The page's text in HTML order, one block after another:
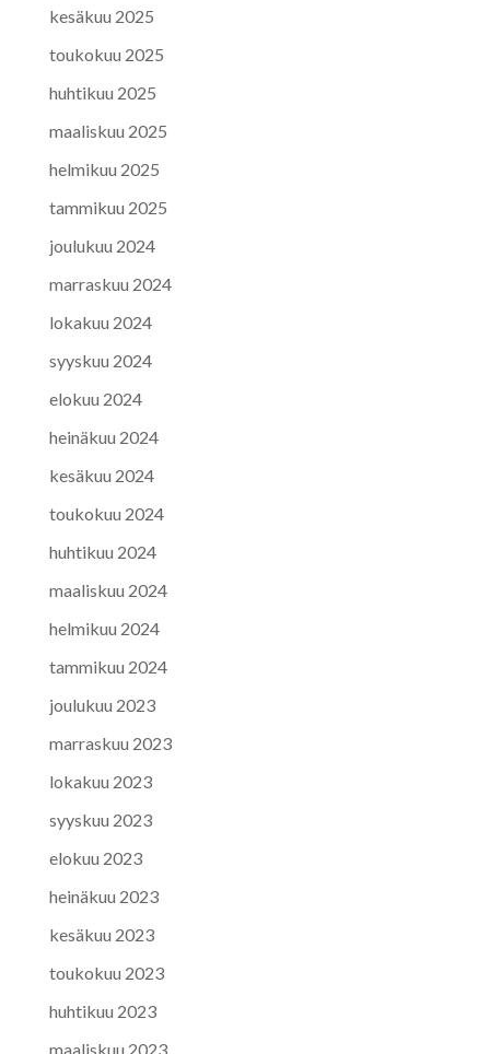
kesäkuu 2025
toukokuu 2025
huhtikuu 2025
maaliskuu 2025
helmikuu 2025
tammikuu 2025
joulukuu 2024
marraskuu 2024
lokakuu 2024
syyskuu 2024
elokuu 2024
heinäkuu 2024
kesäkuu 2024
toukokuu 2024
huhtikuu 2024
maaliskuu 2024
helmikuu 2024
tammikuu 2024
joulukuu 2023
marraskuu 2023
lokakuu 2023
syyskuu 2023
elokuu 2023
heinäkuu 2023
kesäkuu 2023
toukokuu 2023
huhtikuu 2023
maaliskuu 2023